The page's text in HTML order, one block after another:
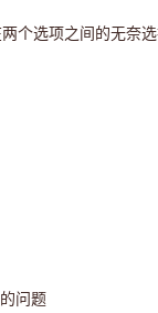
个选项之间的无奈
问题